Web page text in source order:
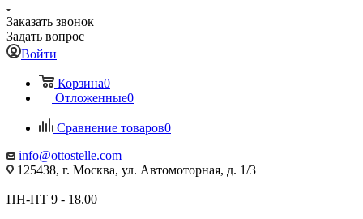
Заказать звонок
Задать вопрос
Войти
Корзина0
Отложенные0
Сравнение товаров0
info@ottostelle.com
125438, г. Москва, ул. Автомоторная, д. 1/3
ПН-ПТ 9 - 18.00